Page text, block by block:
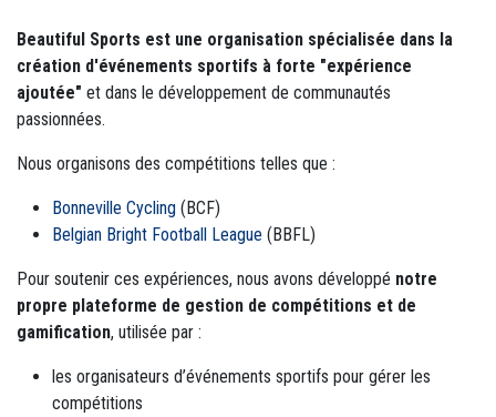
Beautiful Sports est une organisation spécialisée dans la
création d'événements sportifs à forte "expérience
ajoutée" et dans le développement de communautés
passionnées.
Nous organisons des compétitions telles que :
Bonneville Cycling (BCF)
Belgian Bright Football League (BBFL)
Pour soutenir ces expériences, nous avons développé notre
propre plateforme de gestion de compétitions et de
gamification, utilisée par :
les organisateurs d’événements sportifs pour gérer les
compétitions